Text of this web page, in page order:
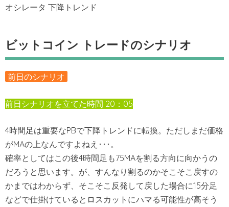
オシレータ 下降トレンド
ビットコイン トレードのシナリオ
前日のシナリオ
前日シナリオを立てた時間 20：05
4時間足は重要なPBで下降トレンドに転換。ただしまだ価格
がMAの上なんですよねえ･･･。
確率としてはこの後4時間足も75MAを割る方向に向かうの
だろうと思います。が、すんなり割るのかそこそこ戻すの
かまではわからず、そこそこ反発して戻した場合に15分足
などで仕掛けているとロスカットにハマる可能性が高そう